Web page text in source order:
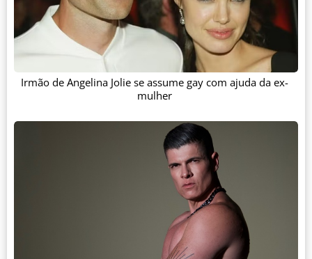
Irmão de Angelina Jolie se assume gay com ajuda da ex-
mulher